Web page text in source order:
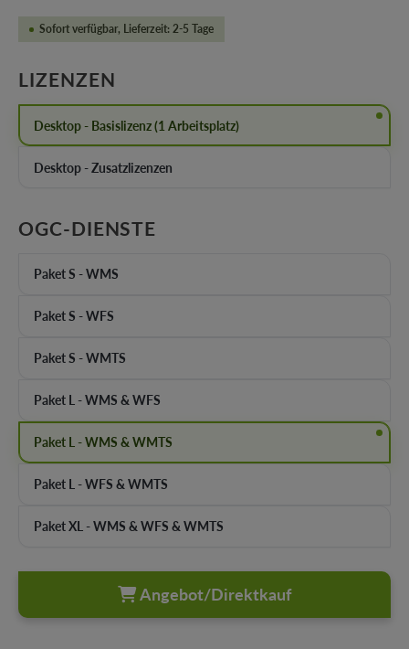
Sofort verfügbar, Lieferzeit: 2-5 Tage
LIZENZEN
Desktop - Basislizenz (1 Arbeitsplatz)
Desktop - Zusatzlizenzen
OGC-DIENSTE
Paket S - WMS
Paket S - WFS
Paket S - WMTS
Paket L - WMS & WFS
Paket L - WMS & WMTS
Paket L - WFS & WMTS
Paket XL - WMS & WFS & WMTS
Angebot/Direktkauf